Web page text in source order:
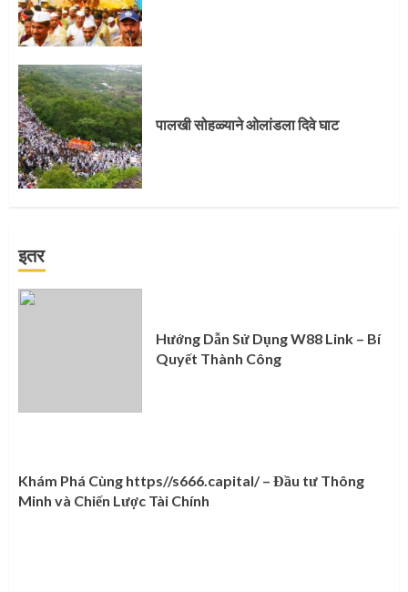
पालखी सोहळ्याने ओलांडला दिवे घाट
इतर
Hướng Dẫn Sử Dụng W88 Link – Bí
Quyết Thành Công
Khám Phá Cùng https//s666.capital/ – Đầu tư Thông
Minh và Chiến Lược Tài Chính